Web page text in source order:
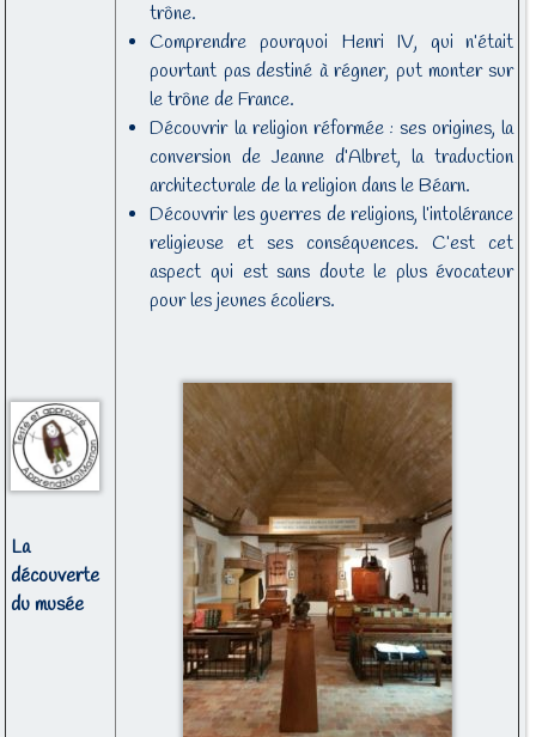
La
découverte
du musée
trône.
Comprendre pourquoi Henri IV, qui n’était
pourtant pas destiné à régner, put monter sur
le trône de France.
Découvrir la religion réformée : ses origines, la
conversion de Jeanne d’Albret, la traduction
architecturale de la religion dans le Béarn.
Découvrir les guerres de religions, l’intolérance
religieuse et ses conséquences. C’est cet
aspect qui est sans doute le plus évocateur
pour les jeunes écoliers.